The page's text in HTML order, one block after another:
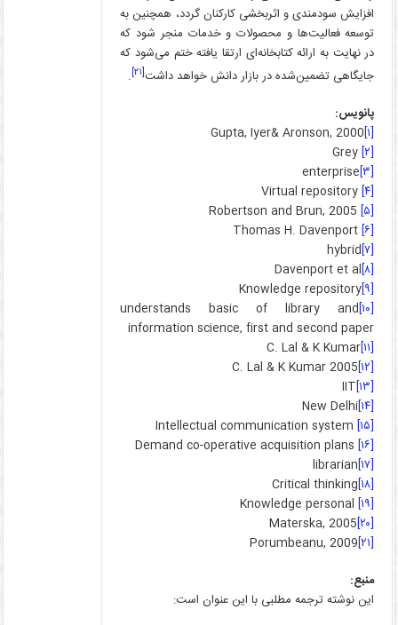
افزایش سودمندی و اثربخشی کارکنان گردد، همچنین به
توسعه فعالیت‌ها و محصولات و خدمات منجر شود که
در نهایت به ارائه کتابخانه‌ای ارتقا یافته ختم می‌شود که
جایگاهی تضمین‌شده در بازار دانش خواهد داشت[۲۱]
.
پانویس:
[۱] Gupta, Iyer& Aronson, 2000
[۲] Grey
[۳] enterprise
[۴] Virtual repository
[۵] Robertson and Brun, 2005
[۶] Thomas H. Davenport
[۷] hybrid
[۸] Davenport et al
[۹] Knowledge repository
[۱۰] understands basic of library and
information science, first and second paper
[۱۱] C. Lal & K Kumar
[۱۲]
C. Lal & K Kumar 2005
[۱۳]
IIT
[۱۴]
New Delhi
[۱۵]
Intellectual communication system
[۱۶]
Demand co-operative acquisition plans
[۱۷]
librarian
[۱۸]
Critical thinking
[۱۹]
Knowledge personal
[۲۰]
Materska, 2005
[۲۱]
Porumbeanu, 2009
منبع:
این نوشته ترجمه مطلبی با این عنوان است: